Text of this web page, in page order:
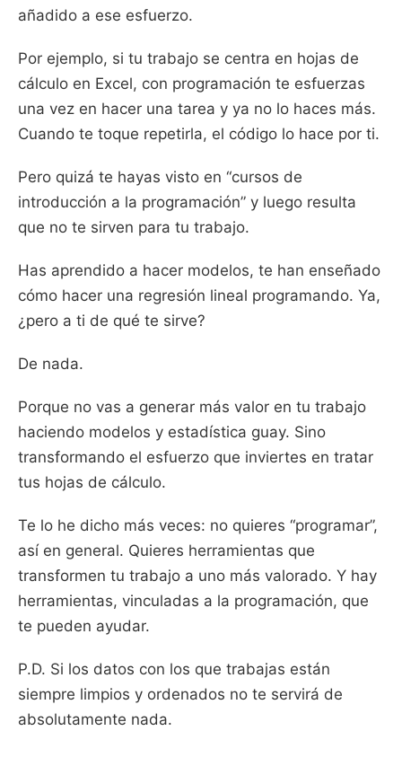
añadido a ese esfuerzo.
Por ejemplo, si tu trabajo se centra en hojas de
cálculo en Excel, con programación te esfuerzas
una vez en hacer una tarea y ya no lo haces más.
Cuando te toque repetirla, el código lo hace por ti.
Pero quizá te hayas visto en “cursos de
introducción a la programación” y luego resulta
que no te sirven para tu trabajo.
Has aprendido a hacer modelos, te han enseñado
cómo hacer una regresión lineal programando. Ya,
¿pero a ti de qué te sirve?
De nada.
Porque no vas a generar más valor en tu trabajo
haciendo modelos y estadística guay. Sino
transformando el esfuerzo que inviertes en tratar
tus hojas de cálculo.
Te lo he dicho más veces: no quieres “programar”,
así en general. Quieres herramientas que
transformen tu trabajo a uno más valorado. Y hay
herramientas, vinculadas a la programación, que
te pueden ayudar.
P.D. Si los datos con los que trabajas están
siempre limpios y ordenados no te servirá de
absolutamente nada.